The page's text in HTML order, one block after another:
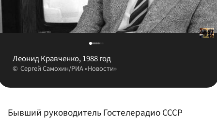
Леонид Кравченко, 1988 год
Сергей Самохин/РИА «Новости»
Бывший руководитель Гостелерадио СССР